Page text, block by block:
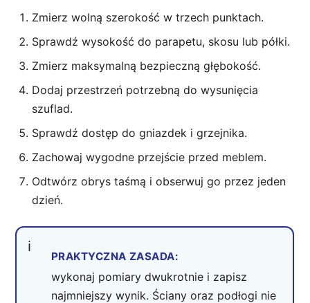
Zmierz wolną szerokość w trzech punktach.
Sprawdź wysokość do parapetu, skosu lub półki.
Zmierz maksymalną bezpieczną głębokość.
Dodaj przestrzeń potrzebną do wysunięcia
szuflad.
Sprawdź dostęp do gniazdek i grzejnika.
Zachowaj wygodne przejście przed meblem.
Odtwórz obrys taśmą i obserwuj go przez jeden
dzień.
PRAKTYCZNA ZASADA:
wykonaj pomiary dwukrotnie i zapisz
najmniejszy wynik. Ściany oraz podłogi nie